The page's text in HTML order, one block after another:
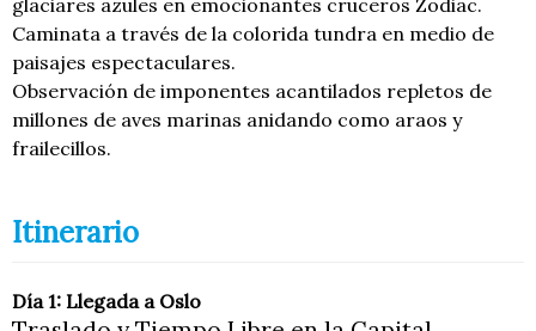
Caminata a través de la colorida tundra en medio de
paisajes espectaculares.
Observación de imponentes acantilados repletos de
millones de aves marinas anidando como araos y
frailecillos.
Itinerario
Día 1: Llegada a Oslo